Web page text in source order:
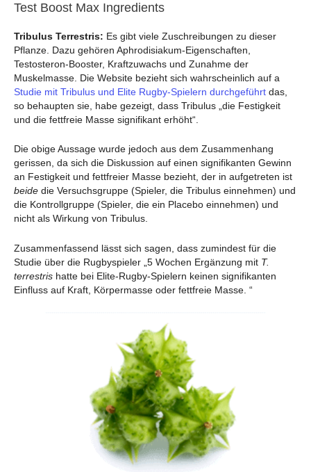
Test Boost Max Ingredients
Tribulus Terrestris: Es gibt viele Zuschreibungen zu dieser
Pflanze. Dazu gehören Aphrodisiakum-Eigenschaften,
Testosteron-Booster, Kraftzuwachs und Zunahme der
Muskelmasse. Die Website bezieht sich wahrscheinlich auf a
Studie mit Tribulus und Elite Rugby-Spielern durchgeführt das,
so behaupten sie, habe gezeigt, dass Tribulus „die Festigkeit
und die fettfreie Masse signifikant erhöht“.
Die obige Aussage wurde jedoch aus dem Zusammenhang
gerissen, da sich die Diskussion auf einen signifikanten Gewinn
an Festigkeit und fettfreier Masse bezieht, der in aufgetreten ist
beide die Versuchsgruppe (Spieler, die Tribulus einnehmen) und
die Kontrollgruppe (Spieler, die ein Placebo einnehmen) und
nicht als Wirkung von Tribulus.
Zusammenfassend lässt sich sagen, dass zumindest für die
Studie über die Rugbyspieler „5 Wochen Ergänzung mit T.
terrestris hatte bei Elite-Rugby-Spielern keinen signifikanten
Einfluss auf Kraft, Körpermasse oder fettfreie Masse. “